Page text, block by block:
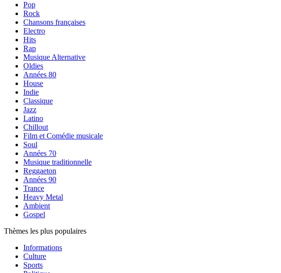
Pop
Rock
Chansons françaises
Electro
Hits
Rap
Musique Alternative
Oldies
Années 80
House
Indie
Classique
Jazz
Latino
Chillout
Film et Comédie musicale
Soul
Années 70
Musique traditionnelle
Reggaeton
Années 90
Trance
Heavy Metal
Ambient
Gospel
Thèmes les plus populaires
Informations
Culture
Sports